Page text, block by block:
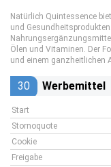
Natürlich Quintessence
und
Ölen und Vitaminen. Der
und einem ganzheitlichen
30 Werbemittel
Start
Stornoquote
Cookie
Freigabe